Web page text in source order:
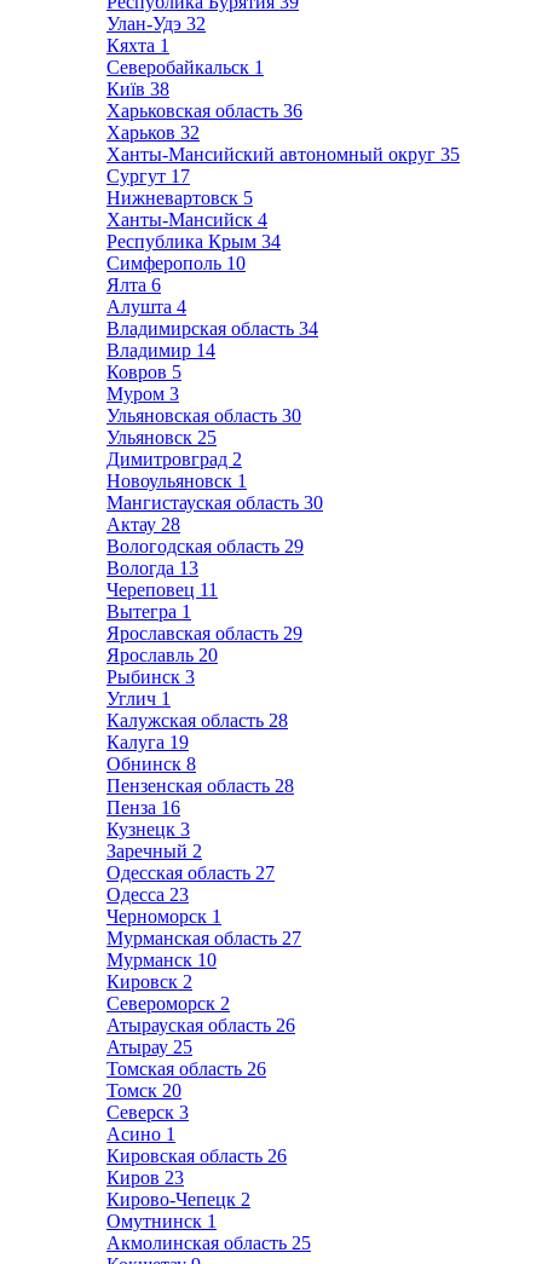
Улан-Удэ 32
Кяхта 1
Северобайкальск 1
Київ 38
Харьковская область 36
Харьков 32
Ханты-Мансийский автономный округ 35
Сургут 17
Нижневартовск 5
Ханты-Мансийск 4
Республика Крым 34
Симферополь 10
Ялта 6
Алушта 4
Владимирская область 34
Владимир 14
Ковров 5
Муром 3
Ульяновская область 30
Ульяновск 25
Димитровград 2
Новоульяновск 1
Мангистауская область 30
Актау 28
Вологодская область 29
Вологда 13
Череповец 11
Вытегра 1
Ярославская область 29
Ярославль 20
Рыбинск 3
Углич 1
Калужская область 28
Калуга 19
Обнинск 8
Пензенская область 28
Пенза 16
Кузнецк 3
Заречный 2
Одесская область 27
Одесса 23
Черноморск 1
Мурманская область 27
Мурманск 10
Кировск 2
Североморск 2
Атырауская область 26
Атырау 25
Томская область 26
Томск 20
Северск 3
Асино 1
Кировская область 26
Киров 23
Кирово-Чепецк 2
Омутнинск 1
Акмолинская область 25